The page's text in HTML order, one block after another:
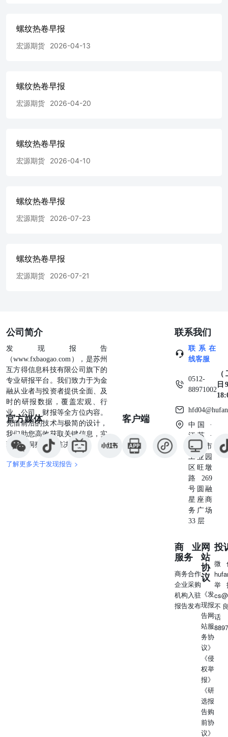
螺纹热卷早报
宏源期货 2026-04-13
螺纹热卷早报
宏源期货 2026-04-20
螺纹热卷早报
宏源期货 2026-04-10
螺纹热卷早报
宏源期货 2026-07-23
螺纹热卷早报
宏源期货 2026-07-21
公司简介
发现报告
（www.fxbaogao.com），是苏州
互方得信息科技有限公司旗下的
专业研报平台。我们致力于为金
融从业者与投资者提供全面、及
时的研报数据，覆盖宏观、行
业、公司、财报等全方位内容。
凭借前沿的技术与极简的设计，
我们助您高效获取关键信息，实
现深度洞察与精准决策。
了解更多关于发现报告 >
官方媒体 客户端
联系我们
联系在
线客服
0512-
88971002
日
中国 ·
江苏 ·
苏州市
工业园
区旺墩
路269
号圆融
星座商
务广场
33 层
商业
服务
商务合作
企业采购
机构入驻
报告发布
网
站
协
议
《发
现报
告网
站服
务协
议》
《侵
权举
报》
《研
选报
告购
前协
议》
投
微
举
不